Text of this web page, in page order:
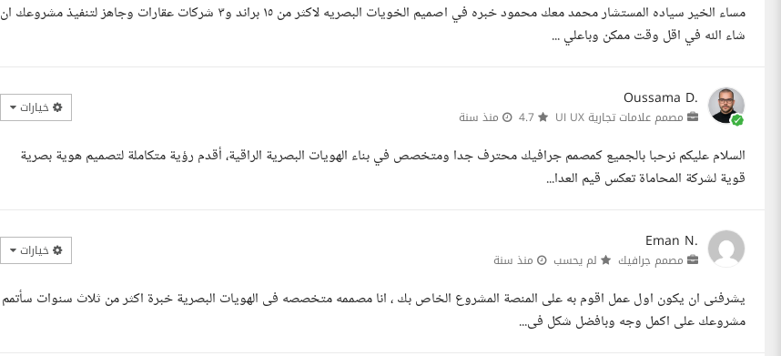
مساء الخير سياده المستشار محمد معك محمود خبره في اصميم الخويات البصريه لاكثر من ١٥ براند و٣ شركات عقارات وجاهز لتنفيذ مشروعك ان
شاء الله في اقل وقت ممكن وباعلي ...
Oussama D.
مصمم علامات تجارية UI UX منذ سنة خيارات
السلام عليكم نرحبا بالجميع كمصمم جرافيك محترف جدا ومتخصص في بناء الهويات البصرية الراقية، أقدم رؤية متكاملة لتصميم هوية بصرية
قوية لشركة المحاماة تعكس قيم العدا...
Eman N.
مصمم جرافيك لم يحسب منذ سنة خيارات
يشرفنى ان يكون اول عمل اقوم به على المنصة المشروع الخاص بك ، انا مصممه متخصصه فى الهويات البصرية خبرة اكثر من ثلاث سنوات سأتمم
مشروعك على اكمل وجه وبافضل شكل فى...